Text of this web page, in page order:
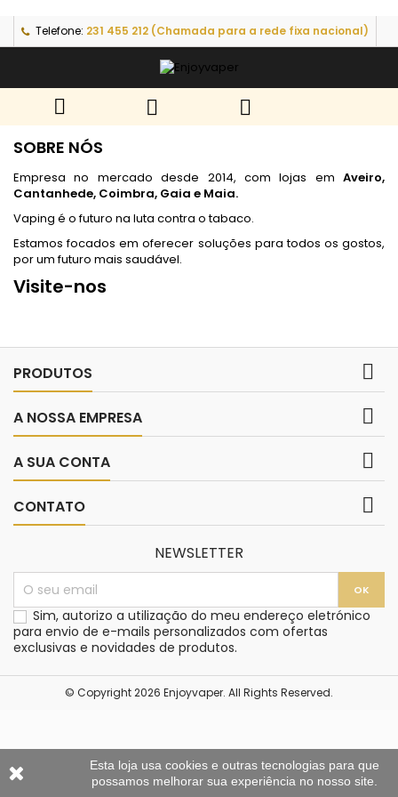
Telefone: 231 455 212 (Chamada para a rede fixa nacional)
  
SOBRE NÓS
Empresa no mercado desde 2014, com lojas em Aveiro,
Cantanhede, Coimbra, Gaia e Maia.
Vaping é o futuro na luta contra o tabaco.
Estamos focados em oferecer soluções para todos os gostos,
por um futuro mais saudável.
Visite-nos
PRODUTOS 
A NOSSA EMPRESA 
A SUA CONTA 
CONTATO 
Esta loja usa cookies e outras tecnologias para que
possamos melhorar sua experiência no nosso site.
NEWSLETTER
Sim, autorizo a utilização do meu endereço eletrónico
para envio de e-mails personalizados com ofertas
exclusivas e novidades de produtos.
© Copyright 2026 Enjoyvaper. All Rights Reserved.